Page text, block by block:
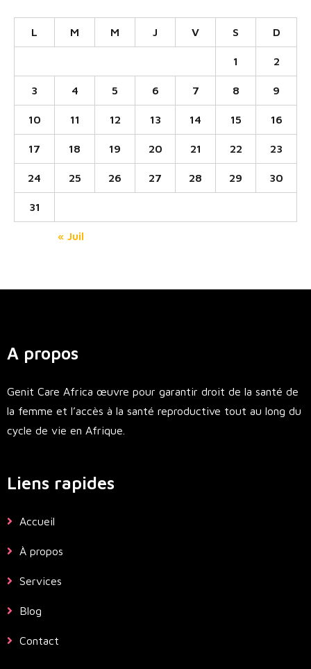
L M M J V S D
1 2
3 4 5 6 7 8 9
10 11 12 13 14 15 16
17 18 19 20 21 22 23
24 25 26 27 28 29 30
31
« Juil
A propos
Genit Care Africa œuvre pour garantir droit de la santé de
la femme et l’accès à la santé reproductive tout au long du
cycle de vie en Afrique.
Liens rapides
Accueil
À propos
Services
Blog
Contact